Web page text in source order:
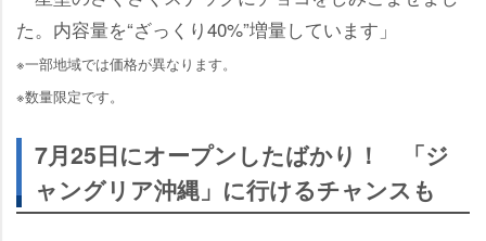
た。内容量を“ざっくり40%”増量しています」
※一部地域では価格が異なります。
※数量限定です。
7月25日にオープンしたばかり！ 「ジ
ャングリア沖縄」に行けるチャンスも